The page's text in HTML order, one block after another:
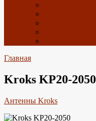
Главная
Kroks KP20-2050
Антенны Kroks